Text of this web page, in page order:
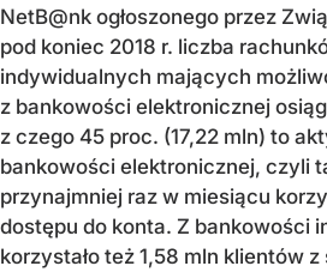
NetB@nk ogłoszonego przez
pod koniec 2018 r. liczba
indywidualnych mających
z bankowości elektronicznej
z czego 45 proc. (17,22 mln) to
bankowości elektronicznej, czyli
przynajmniej raz w miesiącu
dostępu do konta. Z bankowości
korzystało też 1,58 mln klientów z